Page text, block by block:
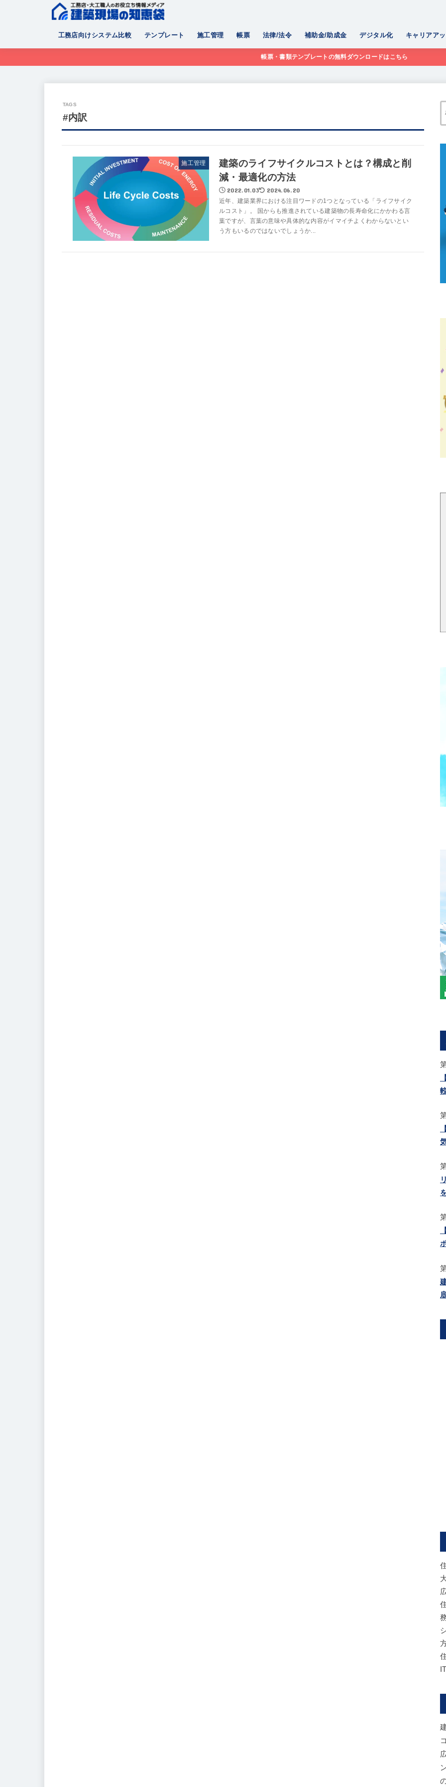
工務店向けシステム比較 テンプレート 施工管理 帳票 法律/法令 補助金/助成金 デジタル化 キャリアア
帳票・書類テンプレートの無料ダウンロードはこちら
#内訳
施工管理
建築のライフサイクルコストとは？構成と削
減・最適化の方法
2022.01.03 2024.06.20
近年、建築業界における注目ワードの1つとなっている「ライフサイク
ルコスト」。 国からも推進されている建築物の長寿命化にかかわる言
葉ですが、言葉の意味や具体的な内容がイマイチよくわからないとい
う方もいるのではないでしょうか...